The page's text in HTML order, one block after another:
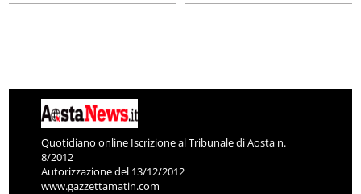
Quotidiano online Iscrizione al Tribunale di Aosta n.
8/2012
Autorizzazione del 13/12/2012
www.gazzettamatin.com